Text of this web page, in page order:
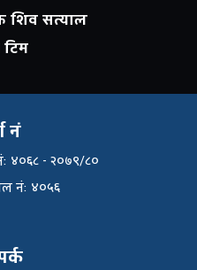
शिव सत्याल
टिम
नं
४०६८ - २०७९/८०
नंः ४०५६